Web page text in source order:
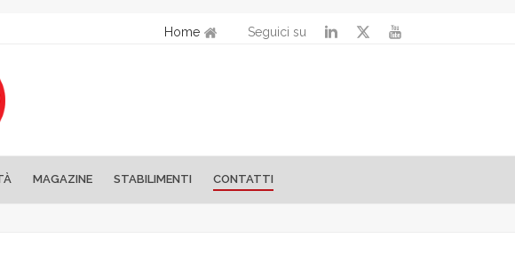
Home Seguici su
MAGAZINE STABILIMENTI CONTATTI